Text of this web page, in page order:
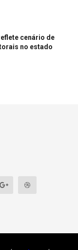
cenário de
no estado